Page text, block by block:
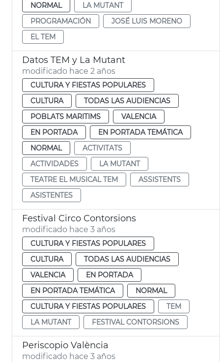
NORMAL
LA MUTANT
PROGRAMACIÓN
JOSÉ LUIS MORENO
EL TEM
Datos TEM y La Mutant
modificado hace 2 años
CULTURA Y FIESTAS POPULARES
CULTURA
TODAS LAS AUDIENCIAS
POBLATS MARITIMS
VALENCIA
EN PORTADA
EN PORTADA TEMÁTICA
NORMAL
ACTIVITATS
ACTIVIDADES
LA MUTANT
TEATRE EL MUSICAL TEM
ASSISTENTS
ASISTENTES
Festival Circo Contorsions
modificado hace 3 años
CULTURA Y FIESTAS POPULARES
CULTURA
TODAS LAS AUDIENCIAS
VALENCIA
EN PORTADA
EN PORTADA TEMÁTICA
NORMAL
CULTURA Y FIESTAS POPULARES
TEM
LA MUTANT
FESTIVAL CONTORSIONS
Periscopio València
modificado hace 3 años